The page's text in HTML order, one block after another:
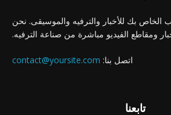
الخاص بك للأخبار والترفيه والموسيقى. نحن
ومقاطع الفيديو مباشرة من صناعة الترفيه.
اتصل بنا: contact@yoursite.com
تابعنا